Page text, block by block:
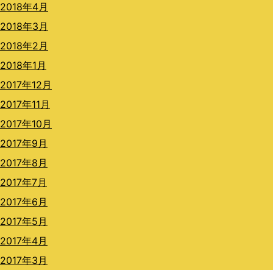
2018年4月
2018年3月
2018年2月
2018年1月
2017年12月
2017年11月
2017年10月
2017年9月
2017年8月
2017年7月
2017年6月
2017年5月
2017年4月
2017年3月